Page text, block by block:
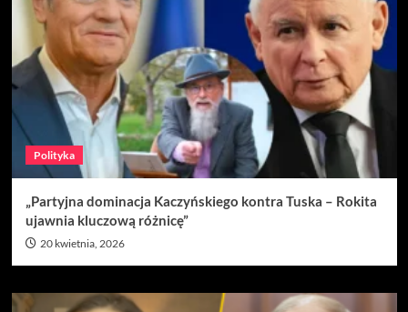
Polityka
„Partyjna dominacja Kaczyńskiego kontra Tuska – Rokita
ujawnia kluczową różnicę”
20 kwietnia, 2026